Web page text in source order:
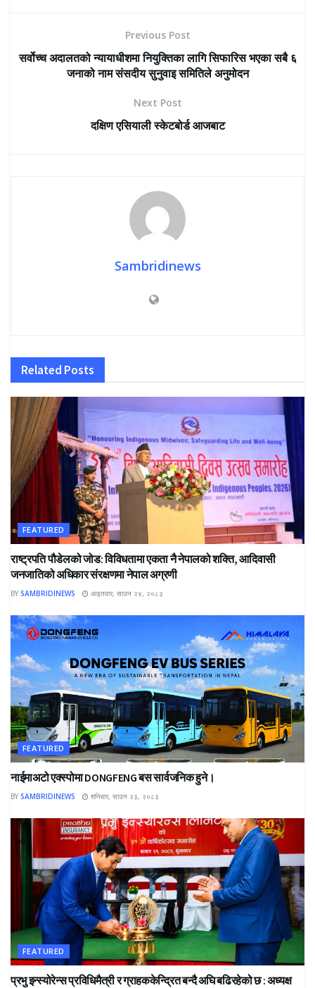
Previous Post
सर्वोच्च अदालतको न्यायाधीशमा नियुक्तिका लागि सिफारिस भएका सबै ६
जनाको नाम संसदीय सुनुवाइ समितिले अनुमोदन
Next Post
दक्षिण एसियाली स्केटबोर्ड आजबाट
Sambridinews
Related Posts
FEATURED
राष्ट्रपति पौडेलको जोड: विविधतामा एकता नै नेपालको शक्ति, आदिवासी
जनजातिको अधिकार संरक्षणमा नेपाल अग्रणी
BY SAMBRIDINEWS आइतवार, साउन २४, २०८३
FEATURED
नाईमाअटो एक्स्पोमा DONGFENG बस सार्वजनिक हुने।
BY SAMBRIDINEWS शनिबार, साउन २३, २०८३
FEATURED
प्रभु इन्स्योरेन्स प्रविधिमैत्री र ग्राहककेन्द्रित बन्दै अघि बढिरहेको छ : अध्यक्ष